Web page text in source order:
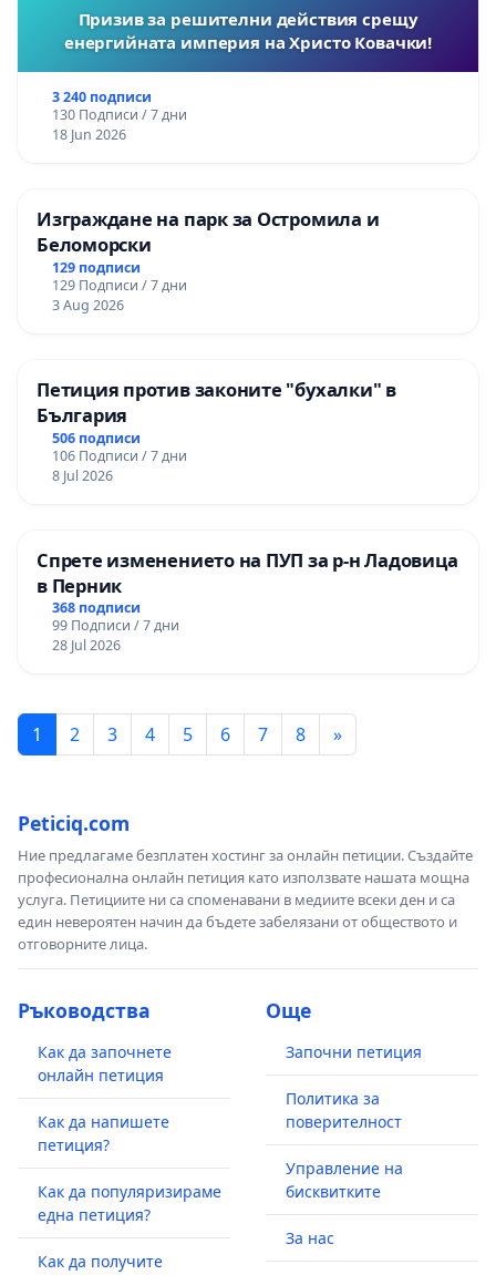
Призив за решителни действия срещу
енергийната империя на Христо Ковачки!
3 240 подписи
130 Подписи / 7 дни
18 Jun 2026
Изграждане на парк за Остромила и
Беломорски
129 подписи
129 Подписи / 7 дни
3 Aug 2026
Петиция против законите "бухалки" в
България
506 подписи
106 Подписи / 7 дни
8 Jul 2026
Спрете изменението на ПУП за р-н Ладовица
в Перник
368 подписи
99 Подписи / 7 дни
28 Jul 2026
1 2 3 4 5 6 7 8 »
Peticiq.com
Ние предлагаме безплатен хостинг за онлайн петиции. Създайте
професионална онлайн петиция като използвате нашата мощна
услуга. Петициите ни са споменавани в медиите всеки ден и са
един невероятен начин да бъдете забелязани от обществото и
отговорните лица.
Ръководства
Как да започнете
онлайн петиция
Как да напишете
петиция?
Как да популяризираме
една петиция?
Как да получите
Още
Започни петиция
Политика за
поверителност
Управление на
бисквитките
За нас